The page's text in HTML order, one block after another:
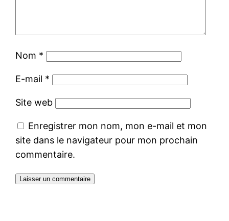
Nom *
E-mail *
Site web
Enregistrer mon nom, mon e-mail et mon
site dans le navigateur pour mon prochain
commentaire.